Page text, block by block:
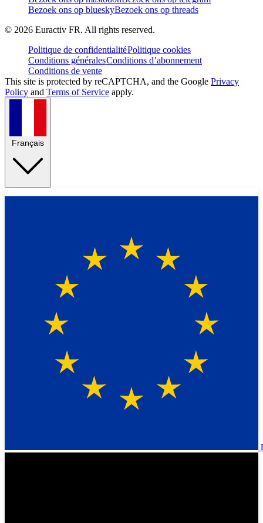
Bezoek ons op blueskyBezoek ons op threads
© 2026 Euractiv FR. All rights reserved.
Politique de confidentialitéPolitique cookies
Conditions généralesConditions d’abonnement
Conditions de vente
This site is protected by reCAPTCHA, and the Google Privacy
Policy and Terms of Service apply.
Français